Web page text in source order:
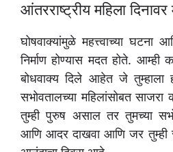
आंतरराष्ट्रीय महिला दिनावर
घोषवाक्यांमुळे महत्त्वाच्या घटना
निर्माण होण्यास मदत होते. आम्ही
बोधवाक्य दिले आहेत जे तुम्हाला
सभोवतालच्या महिलांसोबत
तुम्ही पुरुष असाल तर तुमच्या
आणि आदर दाखवा आणि जर तुम्ही